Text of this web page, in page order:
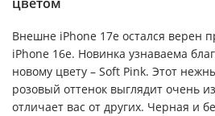
цветом
Внешне iPhone 17e остался верен
iPhone 16e. Новинка узнаваема
новому цвету – Soft Pink. Этот
розовый оттенок выглядит очень
отличает вас от других. Черная и